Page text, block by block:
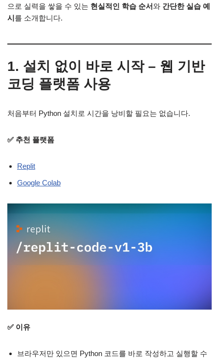
으로 실력을 쌓을 수 있는 현실적인 학습 순서와 간단한 실습 예
시를 소개합니다.
1. 설치 없이 바로 시작 – 웹 기반
코딩 플랫폼 사용
처음부터 Python 설치로 시간을 낭비할 필요는 없습니다.
✅ 추천 플랫폼
Replit
Google Colab
✅ 이유
브라우저만 있으면 Python 코드를 바로 작성하고 실행할 수